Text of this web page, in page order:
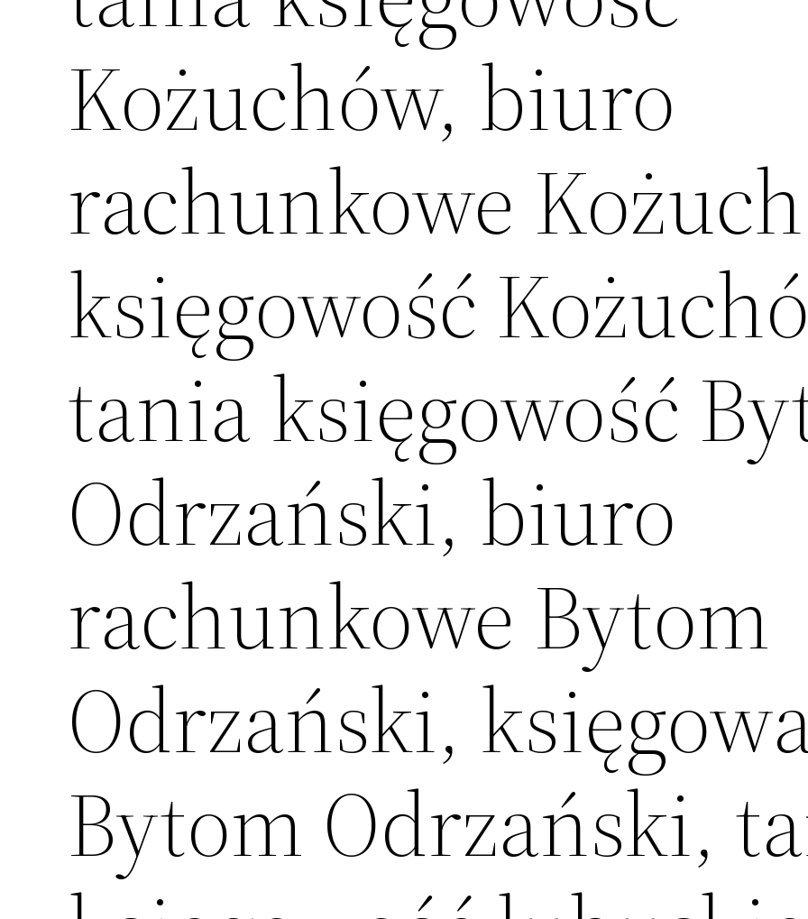
Kożuchów, biuro
rachunkowe
księgowość
tania księgowość
Odrzański, biuro
rachunkowe Bytom
Odrzański,
Bytom Odrzański,